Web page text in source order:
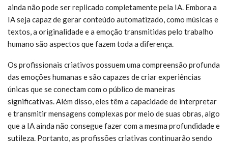
ainda não pode ser replicado completamente pela IA. Embora a
IA seja capaz de gerar conteúdo automatizado, como músicas e
textos, a originalidade e a emoção transmitidas pelo trabalho
humano são aspectos que fazem toda a diferença.
Os profissionais criativos possuem uma compreensão profunda
das emoções humanas e são capazes de criar experiências
únicas que se conectam com o público de maneiras
significativas. Além disso, eles têm a capacidade de interpretar
e transmitir mensagens complexas por meio de suas obras, algo
que a IA ainda não consegue fazer com a mesma profundidade e
sutileza. Portanto, as profissões criativas continuarão sendo